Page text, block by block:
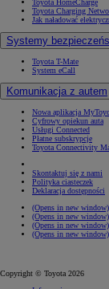
Toyota Charging
Jak naładować
Systemy
Toyota T-Mate
System eCall
Komunikacja z autem
Nowa aplikacja
Cyfrowy opiekun auta
Usługi Connected
Płatne subskrypcje
Toyota Connectivity
Skontaktuj się z nami
Polityka ciasteczek
Deklaracja dostępności
(Opens in new window)
(Opens in new window)
(Opens in new window)
(Opens in new window)
Copyright © Toyota 2026